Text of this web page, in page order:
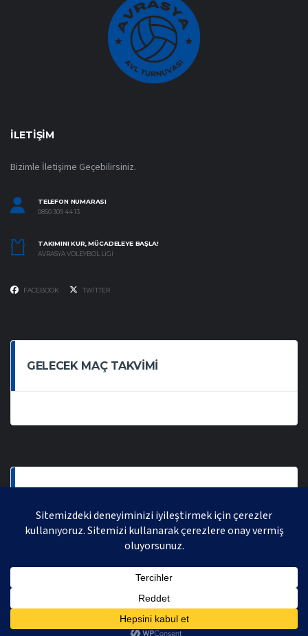
İLETIŞIM
Bizimle İletişime Geçebilirsiniz.
TELEFON NUMARASI
0850 309 44 13
TAKIMINI KUR, MÜCADELEYE BAŞLA!
AVRASYA VOLEYBOL LIGI
FACEBOOK TWITTER
GELECEK MAÇ TAKVIMI
AVRASYA VOLEYBOL LIGI 2021 | AVRASYA SPORTIF FAALIYETLER ORGANIZASYONUDUR,
TÜM HAKLARI SAKLIDIR.